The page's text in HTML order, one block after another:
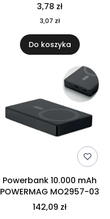
3,78 zł
3,07 zł
Do koszyka
Powerbank 10.000 mAh
POWERMAG MO2957-03
142,09 zł